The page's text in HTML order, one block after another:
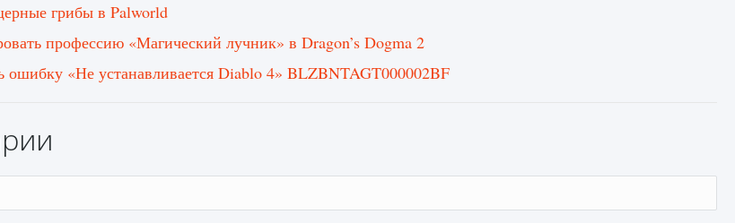
грибы в Palworld
профессию «Магический лучник» в Dragon’s Dogma 2
ошибку «Не устанавливается Diablo 4» BLZBNTAGT000002BF